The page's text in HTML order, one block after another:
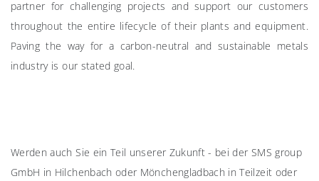
partner for challenging projects and support our customers
throughout the entire lifecycle of their plants and equipment.
Paving the way for a carbon-neutral and sustainable metals
industry is our stated goal.
Werden auch Sie ein Teil unserer Zukunft - bei der SMS group
GmbH in Hilchenbach oder Mönchengladbach in Teilzeit oder